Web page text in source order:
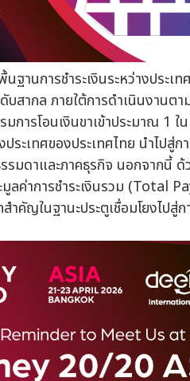
ฐานการชำระเงินระหว่างประ
บสากล ภายใต้การดำเนินงานต
รโอนเงินขาเข้าประมาณ 1 ใ
ระเทศของประเทศไทย นำไปสู่
รมดาและภาคธุรกิจ นอกจากนี้
มูลค่าการชำระเงินรวม (Total
ญในฐานะประตูเชื่อมโยงไปสู่ก